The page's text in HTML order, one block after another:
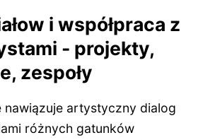
i współpraca z
- projekty,
zespoły
nawiązuje artystyczny dialog
różnych gatunków